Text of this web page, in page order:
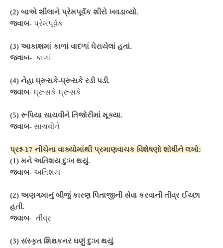
(2) બાએ શીલાને પ્રેમપૂર્વક શીરો ખવડાવ્યો.
જવાબ- પ્રેમપૂર્વક
(3) આકાશમાં કાળાં વાદળાં ઘેરાયેલાં હતાં.
જવાબ- કાળાં
(4) નેહા ધ્રૂસકે-ધ્રૂસકે રડી પડી.
જવાબ- ધ્રૂસકે-ધ્રૂસકે
(5) રૂપિયા સાચવીને તિજોરીમાં મૂક્યા.
જવાબ- સાચવીને
પ્રશ્ન-17 નીચેના વાક્યોમાંથી પ્રમાણવાચક વિશેષણો શોધીને લખો:
(1) મને અતિશય દુઃખ થયું.
જવાબ- અતિશય
(2) અણગમાનું બીજું કારણ પિતાજીની સેવા કરવાની તીવ્ર ઈચ્છા
હતી.
જવાબ- તીવ્ર
(3) સંસ્કૃત શિક્ષકનર ઘણું દુઃખ થયું.